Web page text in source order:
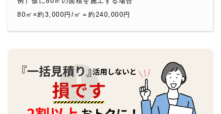
80㎡×約3,000円/㎡＝約240,000円